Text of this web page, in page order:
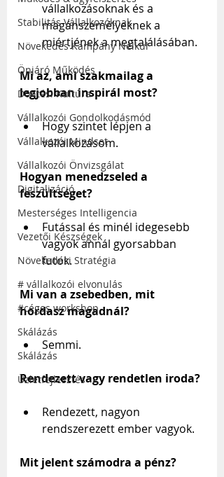
Stabilitás Vállalkozóknak
Növekedés Kampány Nélkül
Önjáró Működés
Döntési Kultúra
Vállalkozói Gondolkodásmód
Vállalkozói Mindset
Vállalkozói Önvizsgálat
Digitalizáció
Mesterséges Intelligencia
Vezetői Készségek
Növekedési Stratégia
# vállalkozói elvonulás
#céges workshop
Skálázás
Skálázás
Üzletfejlesztés
vállalkozásoknak és a
magánszemélyeknek a
miértjének a megtalálásában.
Mi az, ami szakmailag a
legjobban inspirál most?
Hogy szintet lépjen a
vállalkozásom.
Hogyan menedzseled a
feszültséget?
Futással és minél idegesebb
vagyok annál gyorsabban
futok.
Mi van a zsebedben, mit
hordasz magadnál?
Semmi.
Rendezett vagy rendetlen iroda?
Rendezett, nagyon
rendszerezett ember vagyok.
Mit jelent számodra a pénz?